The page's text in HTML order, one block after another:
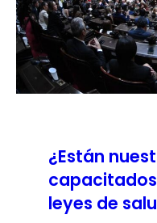
¿Están
leyes de